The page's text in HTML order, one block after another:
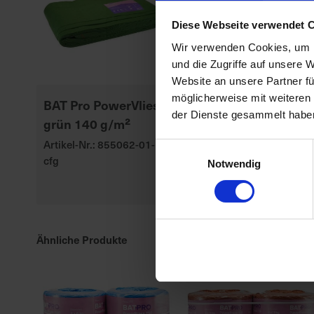
Diese Webseite verwendet
Wir verwenden Cookies,
und die Zugriffe auf unsere
Website an unsere Partner
möglicherweise mit
der Dienste gesammelt
Notwendig
BAT Pro PowerVlies
grün 140 g/m²
Artikel-Nr.: 855062-01-
cfg
BAT Pro PowerPress
Typ 750 blau / 10 kg
Artikel-Nr.: 807503-01
Ähnliche Produkte